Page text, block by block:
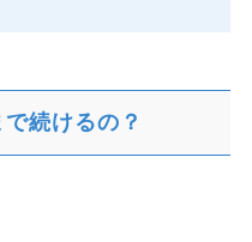
続けるの？